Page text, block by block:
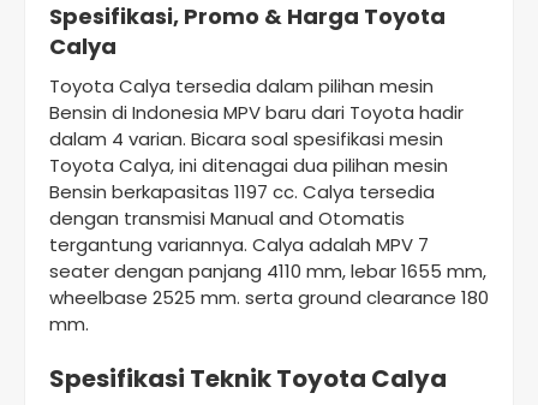
Spesifikasi, Promo & Harga Toyota
Calya
Toyota Calya tersedia dalam pilihan mesin
Bensin di Indonesia MPV baru dari Toyota hadir
dalam 4 varian. Bicara soal spesifikasi mesin
Toyota Calya, ini ditenagai dua pilihan mesin
Bensin berkapasitas 1197 cc. Calya tersedia
dengan transmisi Manual and Otomatis
tergantung variannya. Calya adalah MPV 7
seater dengan panjang 4110 mm, lebar 1655 mm,
wheelbase 2525 mm. serta ground clearance 180
mm.
Spesifikasi Teknik Toyota Calya